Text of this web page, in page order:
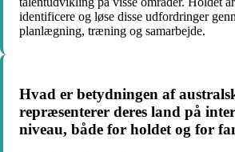
identificere og løse disse udfordringer
planlægning, træning og samarbejde.
Hvad er betydningen af
repræsenterer deres land på
niveau, både for holdet og for